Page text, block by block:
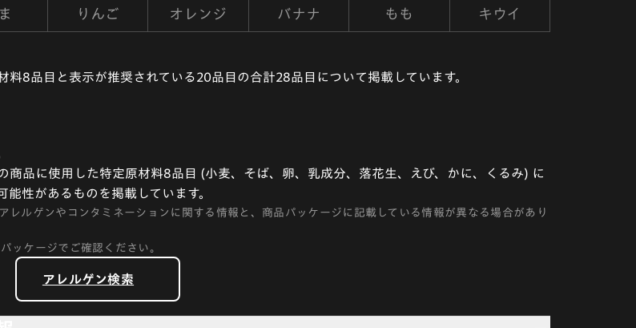
りんご オレンジ バナナ もも キウイ
8品目と表示が推奨されている20品目の合計28品目について掲載しています。
品に使用した特定原材料8品目 (小麦、そば、卵、乳成分、落花生、えび、かに、くるみ) に
性があるものを掲載しています。
ルゲンやコンタミネーションに関する情報と、商品パッケージに記載している情報が異なる場合があり
ッケージでご確認ください。
アレルゲン検索